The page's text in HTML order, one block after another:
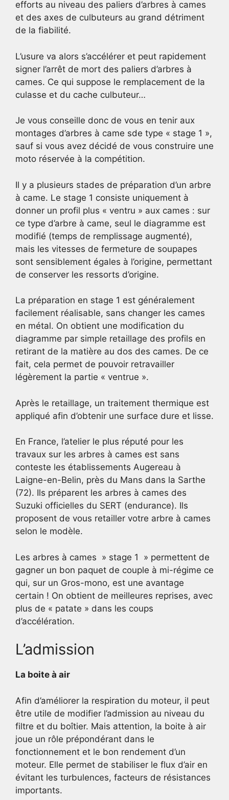
efforts au niveau des paliers d’arbres à cames
et des axes de culbuteurs au grand détriment
de la fiabilité.
L’usure va alors s’accélérer et peut rapidement
signer l’arrêt de mort des paliers d’arbres à
cames. Ce qui suppose le remplacement de la
culasse et du cache culbuteur…
Je vous conseille donc de vous en tenir aux
montages d’arbres à came sde type « stage 1 »,
sauf si vous avez décidé de vous construire une
moto réservée à la compétition.
Il y a plusieurs stades de préparation d’un arbre
à came. Le stage 1 consiste uniquement à
donner un profil plus « ventru » aux cames : sur
ce type d’arbre à came, seul le diagramme est
modifié (temps de remplissage augmenté),
mais les vitesses de fermeture de soupapes
sont sensiblement égales à l’origine, permettant
de conserver les ressorts d’origine.
La préparation en stage 1 est généralement
facilement réalisable, sans changer les cames
en métal. On obtient une modification du
diagramme par simple retaillage des profils en
retirant de la matière au dos des cames. De ce
fait, cela permet de pouvoir retravailler
légèrement la partie « ventrue ».
Après le retaillage, un traitement thermique est
appliqué afin d’obtenir une surface dure et lisse.
En France, l’atelier le plus réputé pour les
travaux sur les arbres à cames est sans
conteste les établissements Augereau à
Laigne-en-Belin, près du Mans dans la Sarthe
(72). Ils préparent les arbres à cames des
Suzuki officielles du SERT (endurance). Ils
proposent de vous retailler votre arbre à cames
selon le modèle.
Les arbres à cames » stage 1 » permettent de
gagner un bon paquet de couple à mi-régime ce
qui, sur un Gros-mono, est une avantage
certain ! On obtient de meilleures reprises, avec
plus de « patate » dans les coups
d’accélération.
L’admission
La boite à air
Afin d’améliorer la respiration du moteur, il peut
être utile de modifier l’admission au niveau du
filtre et du boîtier. Mais attention, la boite à air
joue un rôle prépondérant dans le
fonctionnement et le bon rendement d’un
moteur. Elle permet de stabiliser le flux d’air en
évitant les turbulences, facteurs de résistances
importants.